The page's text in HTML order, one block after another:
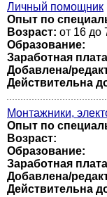
Личный помощник
Опыт по
Возраст: от 16 до
Образование:
Заработная
Добавлена/
Действительна
Монтажники,
Опыт по
Возраст:
Образование:
Заработная
Добавлена/
Действительна